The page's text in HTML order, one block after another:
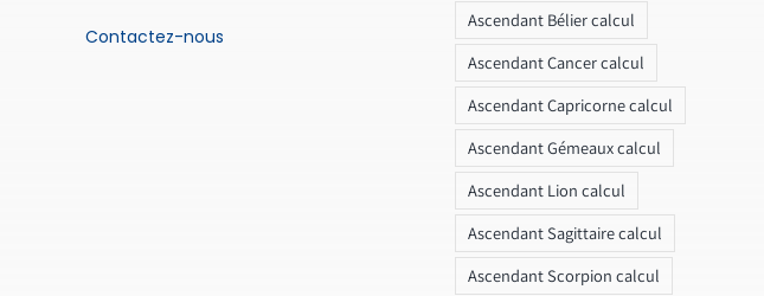
Contactez-nous
Ascendant Bélier calcul
Ascendant Cancer calcul
Ascendant Capricorne calcul
Ascendant Gémeaux calcul
Ascendant Lion calcul
Ascendant Sagittaire calcul
Ascendant Scorpion calcul